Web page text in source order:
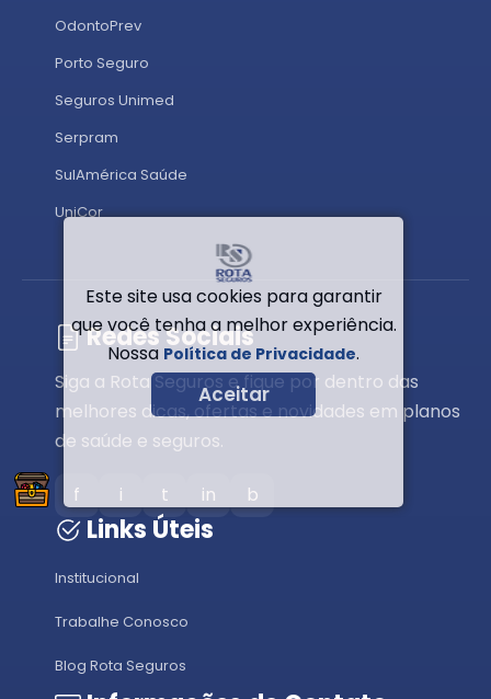
OdontoPrev
Porto Seguro
Seguros Unimed
Serpram
SulAmérica Saúde
UniCor
Redes Sociais
Siga a Rota Seguros e fique por dentro das
melhores dicas, ofertas e novidades em planos
de saúde e seguros.
f i t in b
Links Úteis
Institucional
Trabalhe Conosco
Blog Rota Seguros
Este site usa cookies para garantir
que você tenha a melhor experiência.
Nossa Política de Privacidade.
Aceitar